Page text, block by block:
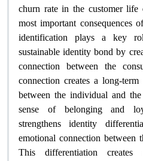
churn rate in the customer
most important consequences
identification plays a key
sustainable identity bond by
connection between the
connection creates a long-
between the individual and
sense of belonging and
strengthens identity
emotional connection between
This differentiation creates